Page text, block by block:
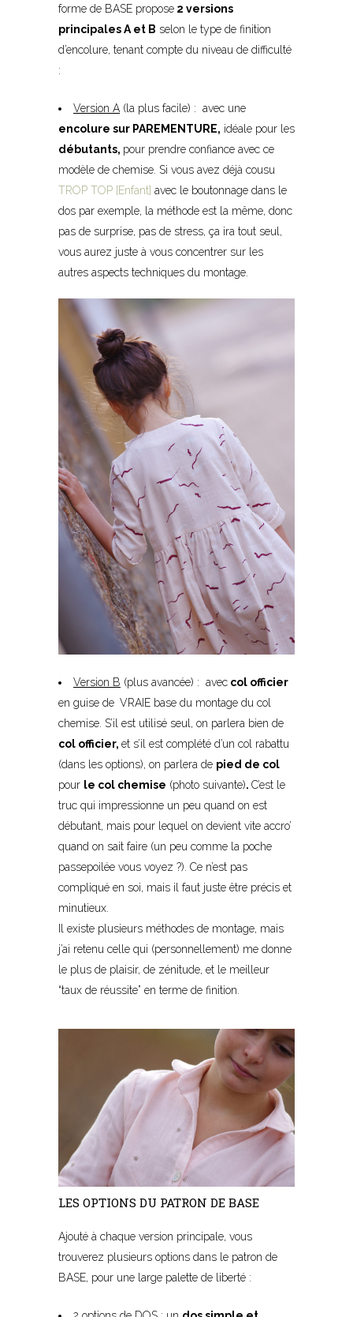
forme de BASE propose 2 versions
principales A et B selon le type de finition
d’encolure, tenant compte du niveau de difficulté
:
Version A (la plus facile) : avec une
encolure sur PAREMENTURE, idéale pour les
débutants, pour prendre confiance avec ce
modèle de chemise. Si vous avez déjà cousu
TROP TOP [Enfant] avec le boutonnage dans le
dos par exemple, la méthode est la même, donc
pas de surprise, pas de stress, ça ira tout seul,
vous aurez juste à vous concentrer sur les
autres aspects techniques du montage.
Version B (plus avancée) : avec col officier
en guise de VRAIE base du montage du col
chemise. S’il est utilisé seul, on parlera bien de
col officier, et s’il est complété d’un col rabattu
(dans les options), on parlera de pied de col
pour le col chemise (photo suivante). C’est le
truc qui impressionne un peu quand on est
débutant, mais pour lequel on devient vite accro’
quand on sait faire (un peu comme la poche
passepoilée vous voyez ?). Ce n’est pas
compliqué en soi, mais il faut juste être précis et
minutieux.
Il existe plusieurs méthodes de montage, mais
j’ai retenu celle qui (personnellement) me donne
le plus de plaisir, de zénitude, et le meilleur
“taux de réussite” en terme de finition.
LES OPTIONS DU PATRON DE BASE
Ajouté à chaque version principale, vous
trouverez plusieurs options dans le patron de
BASE, pour une large palette de liberté :